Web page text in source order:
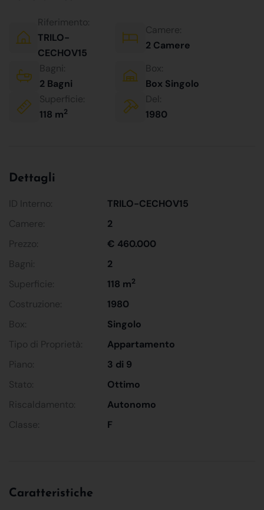
Riferimento:
TRILO-
CECHOV15
Camere:
2 Camere
Bagni:
2 Bagni
Box:
Box Singolo
Superficie:
118 m2
Del:
1980
Dettagli
ID Interno:
TRILO-CECHOV15
Camere:
2
Prezzo:
€ 460.000
Bagni:
2
Superficie:
118 m2
Costruzione:
1980
Box:
Singolo
Tipo di Proprietà:
Appartamento
Piano:
3 di 9
Stato:
Ottimo
Riscaldamento:
Autonomo
Classe:
F
Caratteristiche